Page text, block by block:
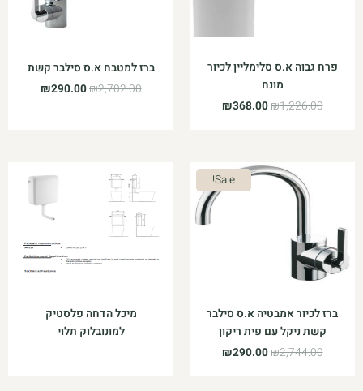
פרח גבוה א.ס סלימליין לכיור
מונח
₪1,226.00
₪368.00
ברז למטבח א.ס סילבר קשת
₪2,702.00
₪290.00
Sale!
ברז לכיור אמבטיה א.ס סילבר
קשת ניקל עם פית ריקון
₪2,744.00
המחיר
היה:
₪290.00
המחיר
הנוכחי
הוא:
₪290.00.
מיכל הדחה פלסטיק
למונובלוק תלוי